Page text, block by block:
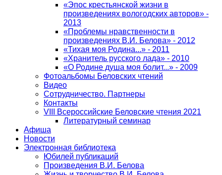
«Эпос крестьянской жизни в
произведениях вологодских авторов» -
2013
«Проблемы нравственности в
произведениях В.И. Белова» - 2012
«Тихая моя Родина...» - 2011
«Хранитель русского лада» - 2010
«О Родине душа моя болит...» - 2009
Фотоальбомы Беловских чтений
Видео
Сотрудничество. Партнеры
Контакты
VIII Всероссийские Беловские чтения 2021
Литературный семинар
Афиша
Новости
Электронная библиотека
Юбилей публикаций
Произведения В.И. Белова